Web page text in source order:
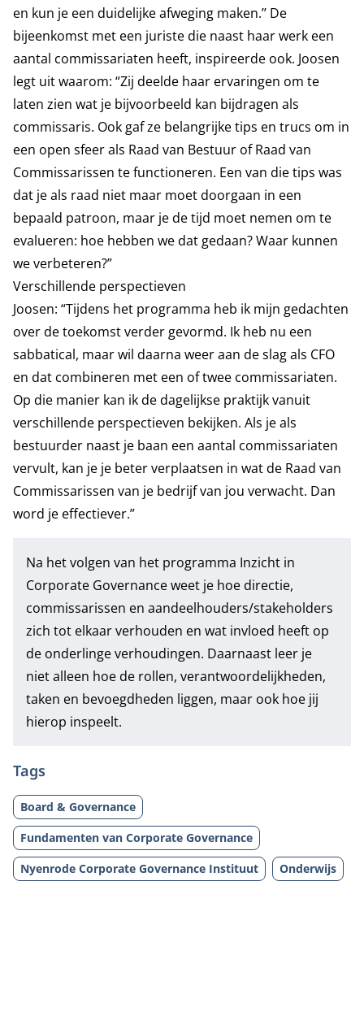
en kun je een duidelijke afweging maken.’’ De
bijeenkomst met een juriste die naast haar werk een
aantal commissariaten heeft, inspireerde ook. Joosen
legt uit waarom: “Zij deelde haar ervaringen om te
laten zien wat je bijvoorbeeld kan bijdragen als
commissaris. Ook gaf ze belangrijke tips en trucs om in
een open sfeer als Raad van Bestuur of Raad van
Commissarissen te functioneren. Een van die tips was
dat je als raad niet maar moet doorgaan in een
bepaald patroon, maar je de tijd moet nemen om te
evalueren: hoe hebben we dat gedaan? Waar kunnen
we verbeteren?”
Verschillende perspectieven
Joosen: “Tijdens het programma heb ik mijn gedachten
over de toekomst verder gevormd. Ik heb nu een
sabbatical, maar wil daarna weer aan de slag als CFO
en dat combineren met een of twee commissariaten.
Op die manier kan ik de dagelijkse praktijk vanuit
verschillende perspectieven bekijken. Als je als
bestuurder naast je baan een aantal commissariaten
vervult, kan je je beter verplaatsen in wat de Raad van
Commissarissen van je bedrijf van jou verwacht. Dan
word je effectiever.”
Na het volgen van het programma Inzicht in
Corporate Governanceweet je hoe directie,
commissarissen en aandeelhouders/stakeholders
zich tot elkaar verhouden en wat invloed heeft op
de onderlinge verhoudingen. Daarnaast leer je
niet alleen hoe de rollen, verantwoordelijkheden,
taken en bevoegdheden liggen, maar ook hoe jij
hierop inspeelt.
Tags
Board & Governance
Fundamenten van Corporate Governance
Nyenrode Corporate Governance Instituut
Onderwijs